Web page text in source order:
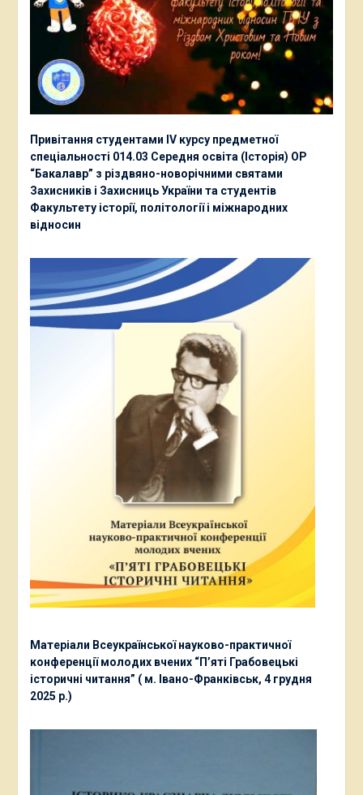
Привітання студентами ІV курсу предметної
спеціальності 014.03 Середня освіта (Історія) ОР
“Бакалавр” з різдвяно-новорічними святами
Захисників і Захисниць України та студентів
Факультету історії, політології і міжнародних
відносин
Матеріали Всеукраїнської науково-практичної
конференції молодих вчених “П’яті Грабовецькі
історичні читання” ( м. Івано-Франківськ, 4 грудня
2025 р.)